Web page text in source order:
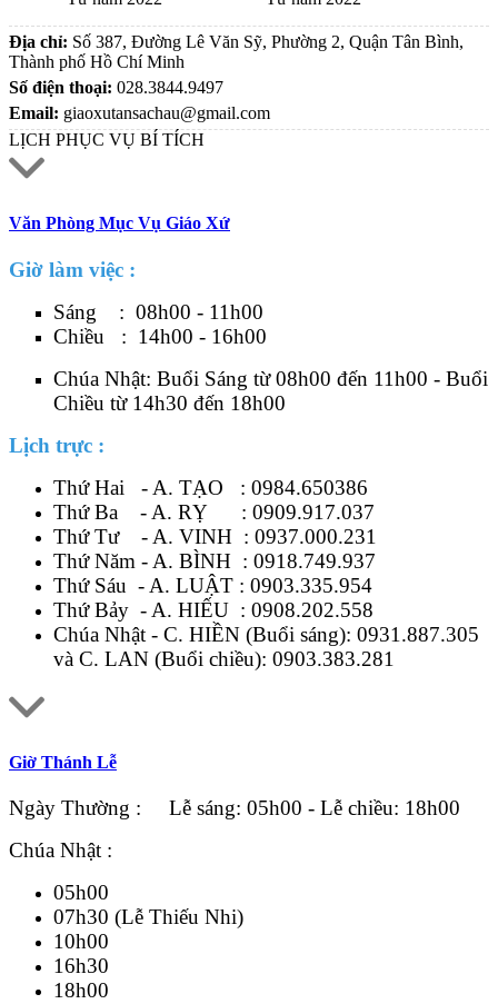
Địa chỉ: Số 387, Đường Lê Văn Sỹ, Phường 2, Quận Tân Bình,
Thành phố Hồ Chí Minh
Số điện thoại: 028.3844.9497
Email: giaoxutansachau@gmail.com
LỊCH PHỤC VỤ BÍ TÍCH
Văn Phòng Mục Vụ Giáo Xứ
Giờ làm việc :
Sáng : 08h00 - 11h00
Chiều : 14h00 - 16h00
Chúa Nhật: Buổi Sáng từ 08h00 đến 11h00 - Buổi
Chiều từ 14h30 đến 18h00
Lịch trực :
Thứ Hai - A. TẠO : 0984.650386
Thứ Ba - A. RỴ : 0909.917.037
Thứ Tư - A. VINH : 0937.000.231
Thứ Năm - A. BÌNH : 0918.749.937
Thứ Sáu - A. LUẬT : 0903.335.954
Thứ Bảy - A. HIẾU : 0908.202.558
Chúa Nhật - C. HIỀN (Buổi sáng): 0931.887.305
và C. LAN (Buổi chiều): 0903.383.281
Giờ Thánh Lễ
Ngày Thường : Lễ sáng: 05h00 - Lễ chiều: 18h00
Chúa Nhật :
05h00
07h30 (Lễ Thiếu Nhi)
10h00
16h30
18h00